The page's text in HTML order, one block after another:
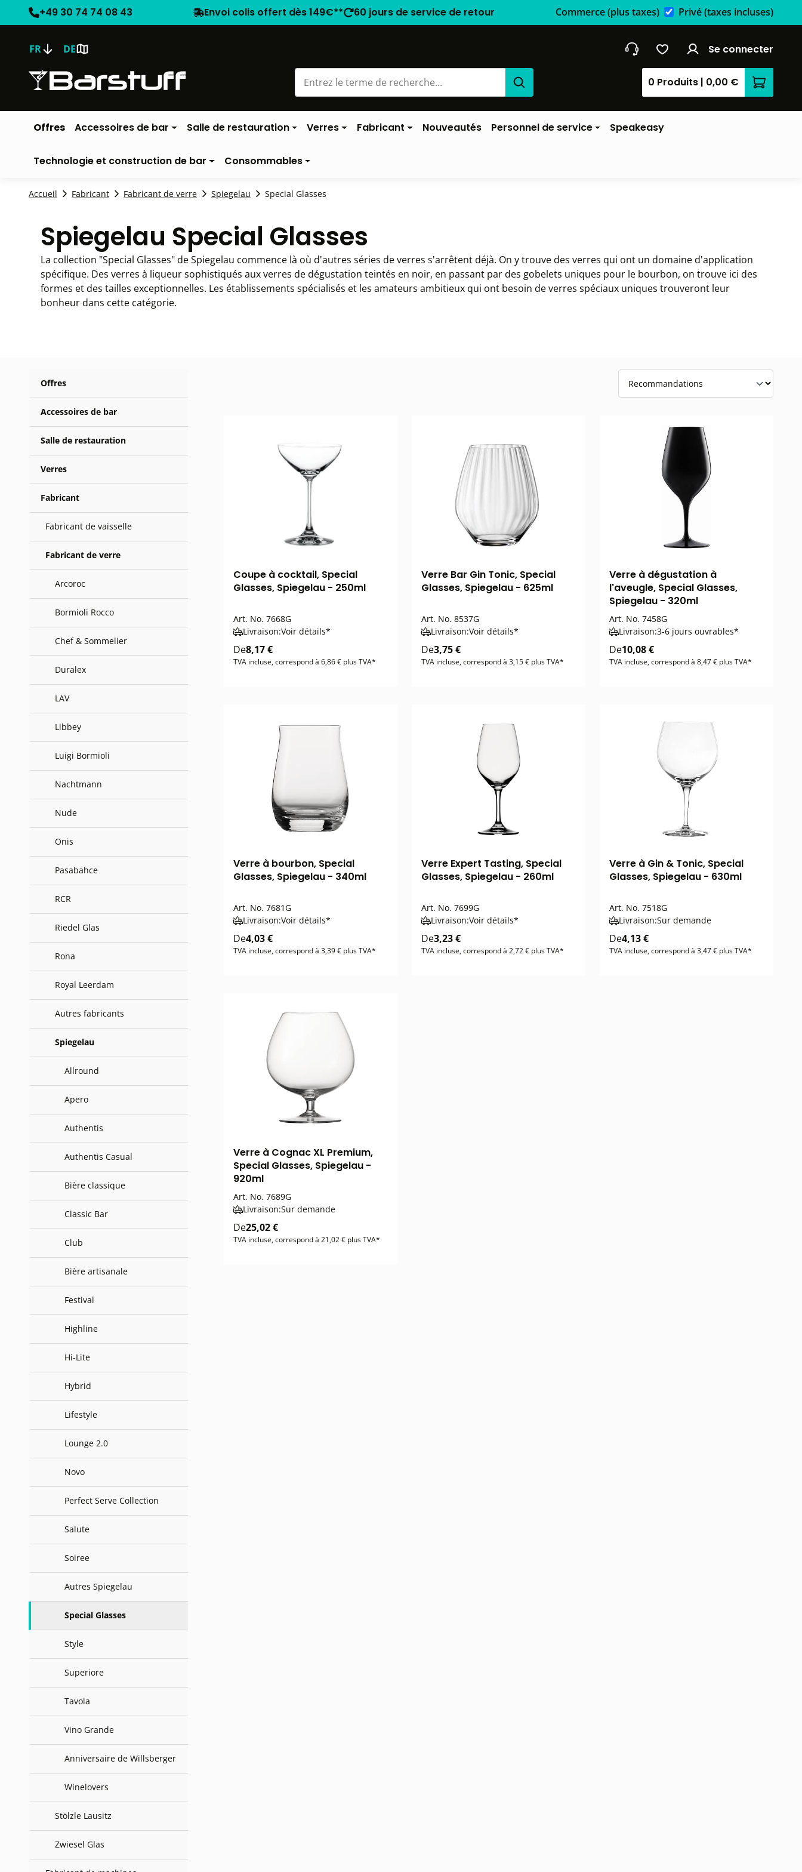
+49 30 74 74 08 43 Envoi colis offert dès 149€** 60 jours de service de retour Commerce(plus taxes) Privé(taxes incluses)
FR DE Se connecter
0 Produits | 0,00 € Le
Offres Accessoires de bar Salle de restauration Verres Fabricant Nouveautés Personnel de service Speakeasy
Technologie et construction de bar Consommables
Accueil Fabricant Fabricant de verre Spiegelau Special Glasses
Spiegelau Special Glasses
La collection "Special Glasses" de Spiegelau commence là où d'autres séries de verres s'arrêtent déjà. On y trouve des verres qui ont un domaine d'application
spécifique. Des verres à liqueur sophistiqués aux verres de dégustation teintés en noir, en passant par des gobelets uniques pour le bourbon, on trouve ici des
formes et des tailles exceptionnelles. Les établissements spécialisés et les amateurs ambitieux qui ont besoin de verres spéciaux uniques trouveront leur
bonheur dans cette catégorie.
Offres
Accessoires de bar
Salle de restauration
Verres
Fabricant
Fabricant de vaisselle
Fabricant de verre
Arcoroc
Bormioli Rocco
Chef & Sommelier
Duralex
LAV
Libbey
Luigi Bormioli
Nachtmann
Nude
Onis
Pasabahce
RCR
Riedel Glas
Rona
Royal Leerdam
Autres fabricants
Spiegelau
Allround
Apero
Authentis
Authentis Casual
Bière classique
Classic Bar
Club
Bière artisanale
Festival
Highline
Hi-Lite
Hybrid
Lifestyle
Lounge 2.0
Novo
Perfect Serve Collection
Salute
Soiree
Autres Spiegelau
Special Glasses
Style
Superiore
Tavola
Vino Grande
Anniversaire de Willsberger
Winelovers
Stölzle Lausitz
Zwiesel Glas
Coupe à cocktail, Special
Glasses, Spiegelau - 250ml
Art. No. 7668G
Livraison:Voir détails*
De8,17 €
TVA incluse, correspond à 6,86 € plus TVA*
Verre Bar Gin Tonic, Special
Glasses, Spiegelau - 625ml
Art. No. 8537G
Livraison:Voir détails*
De3,75 €
TVA incluse, correspond à 3,15 € plus TVA*
Verre à dégustation à
l'aveugle, Special Glasses,
Spiegelau - 320ml
Art. No. 7458G
Livraison:3-6 jours ouvrables*
De10,08 €
TVA incluse, correspond à 8,47 € plus TVA*
Verre à bourbon, Special
Glasses, Spiegelau - 340ml
Art. No. 7681G
Livraison:Voir détails*
De4,03 €
TVA incluse, correspond à 3,39 € plus TVA*
Verre Expert Tasting, Special
Glasses, Spiegelau - 260ml
Art. No. 7699G
Livraison:Voir détails*
De3,23 €
TVA incluse, correspond à 2,72 € plus TVA*
Verre à Gin & Tonic, Special
Glasses, Spiegelau - 630ml
Art. No. 7518G
Livraison:Sur demande
De4,13 €
TVA incluse, correspond à 3,47 € plus TVA*
Verre à Cognac XL Premium,
Special Glasses, Spiegelau -
920ml
Art. No. 7689G
Livraison:Sur demande
De25,02 €
TVA incluse, correspond à 21,02 € plus TVA*